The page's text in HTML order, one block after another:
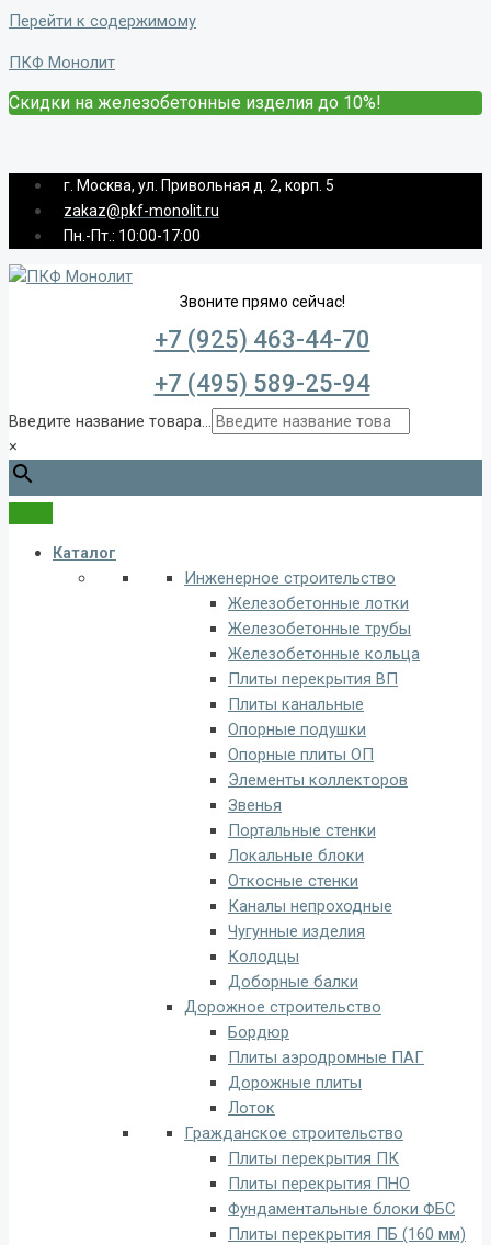
Перейти к содержимому
ПКФ Монолит
Скидки на железобетонные изделия до 10%!
г. Москва, ул. Привольная д. 2, корп. 5
zakaz@pkf-monolit.ru
Пн.-Пт.: 10:00-17:00
Звоните прямо сейчас!
+7 (925) 463-44-70
+7 (495) 589-25-94
Введите название товара...
×
Каталог
Инженерное строительство
Железобетонные лотки
Железобетонные трубы
Железобетонные кольца
Плиты перекрытия ВП
Плиты канальные
Опорные подушки
Опорные плиты ОП
Элементы коллекторов
Звенья
Портальные стенки
Локальные блоки
Откосные стенки
Каналы непроходные
Чугунные изделия
Колодцы
Доборные балки
Дорожное строительство
Бордюр
Плиты аэродромные ПАГ
Дорожные плиты
Лоток
Гражданское строительство
Плиты перекрытия ПК
Плиты перекрытия ПНО
Фундаментальные блоки ФБС
Плиты перекрытия ПБ (160 мм)